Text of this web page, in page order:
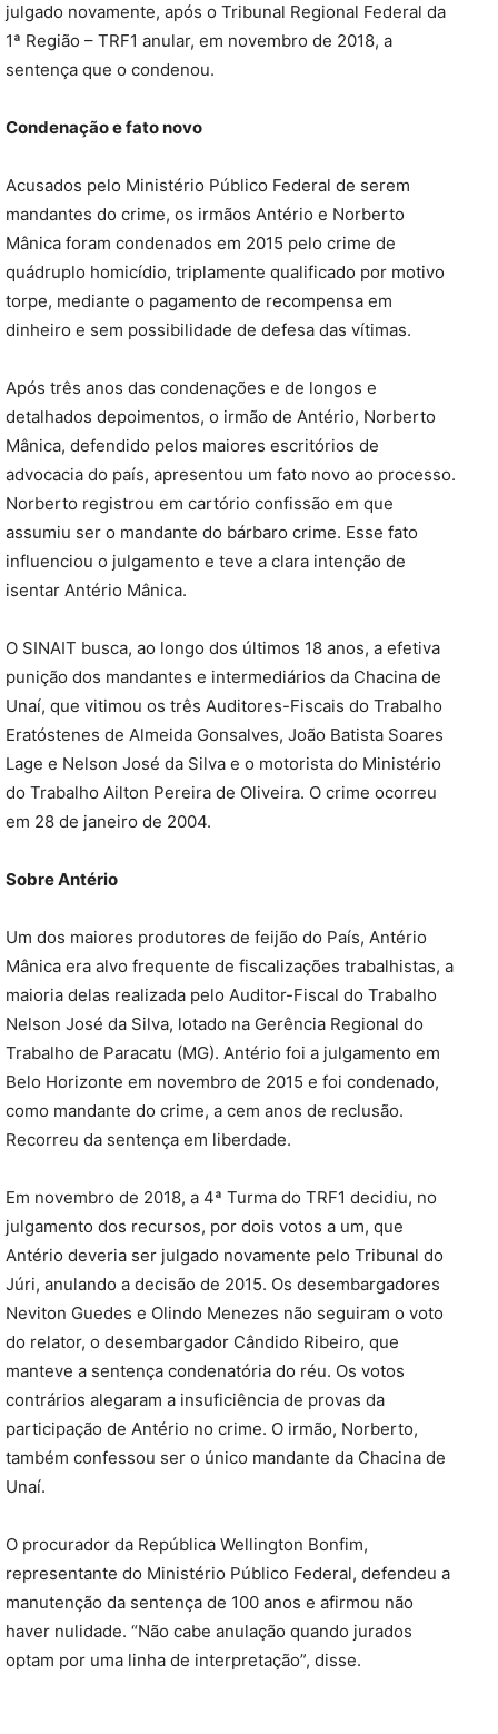
julgado novamente, após o Tribunal Regional Federal da
1ª Região – TRF1 anular, em novembro de 2018, a
sentença que o condenou.
Condenação e fato novo
Acusados pelo Ministério Público Federal de serem
mandantes do crime, os irmãos Antério e Norberto
Mânica foram condenados em 2015 pelo crime de
quádruplo homicídio, triplamente qualificado por motivo
torpe, mediante o pagamento de recompensa em
dinheiro e sem possibilidade de defesa das vítimas.
Após três anos das condenações e de longos e
detalhados depoimentos, o irmão de Antério, Norberto
Mânica, defendido pelos maiores escritórios de
advocacia do país, apresentou um fato novo ao processo.
Norberto registrou em cartório confissão em que
assumiu ser o mandante do bárbaro crime. Esse fato
influenciou o julgamento e teve a clara intenção de
isentar Antério Mânica.
O SINAIT busca, ao longo dos últimos 18 anos, a efetiva
punição dos mandantes e intermediários da Chacina de
Unaí, que vitimou os três Auditores-Fiscais do Trabalho
Eratóstenes de Almeida Gonsalves, João Batista Soares
Lage e Nelson José da Silva e o motorista do Ministério
do Trabalho Ailton Pereira de Oliveira. O crime ocorreu
em 28 de janeiro de 2004.
Sobre Antério
Um dos maiores produtores de feijão do País, Antério
Mânica era alvo frequente de fiscalizações trabalhistas, a
maioria delas realizada pelo Auditor-Fiscal do Trabalho
Nelson José da Silva, lotado na Gerência Regional do
Trabalho de Paracatu (MG). Antério foi a julgamento em
Belo Horizonte em novembro de 2015 e foi condenado,
como mandante do crime, a cem anos de reclusão.
Recorreu da sentença em liberdade.
Em novembro de 2018, a 4ª Turma do TRF1 decidiu, no
julgamento dos recursos, por dois votos a um, que
Antério deveria ser julgado novamente pelo Tribunal do
Júri, anulando a decisão de 2015. Os desembargadores
Neviton Guedes e Olindo Menezes não seguiram o voto
do relator, o desembargador Cândido Ribeiro, que
manteve a sentença condenatória do réu. Os votos
contrários alegaram a insuficiência de provas da
participação de Antério no crime. O irmão, Norberto,
também confessou ser o único mandante da Chacina de
Unaí.
O procurador da República Wellington Bonfim,
representante do Ministério Público Federal, defendeu a
manutenção da sentença de 100 anos e afirmou não
haver nulidade. “Não cabe anulação quando jurados
optam por uma linha de interpretação”, disse.